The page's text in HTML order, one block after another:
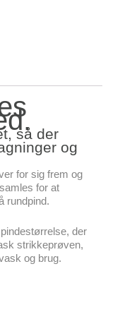
så der
og
for sig frem og
for at
rundpind.
der
strikkeprøven,
og brug.